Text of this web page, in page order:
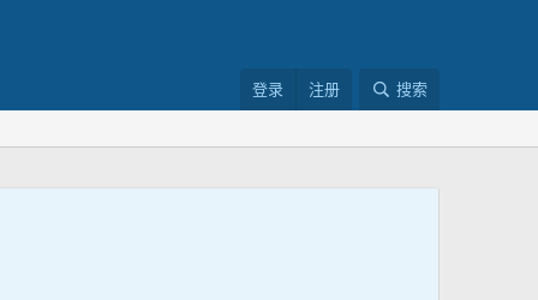
登录 注册 搜索